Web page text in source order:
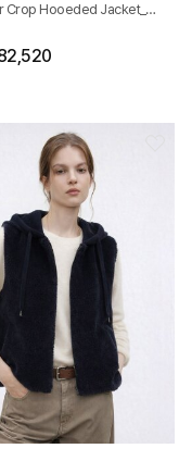
Duffle Fur Crop Hooeded Jacket_Gray